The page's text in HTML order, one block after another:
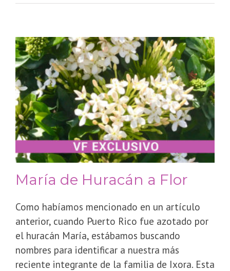
María de Huracán a Flor
Como habíamos mencionado en un artículo
anterior, cuando Puerto Rico fue azotado por
el huracán María, estábamos buscando
nombres para identificar a nuestra más
reciente integrante de la familia de Ixora. Esta